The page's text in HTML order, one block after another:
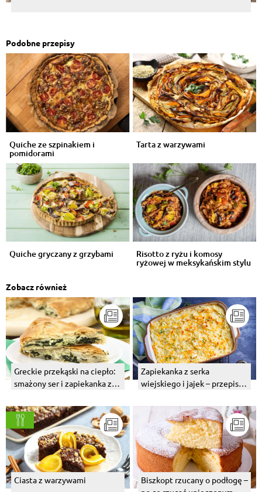
Podobne przepisy
Quiche ze szpinakiem i
pomidorami
Tarta z warzywami
Quiche gryczany z grzybami Risotto z ryżu i komosy
ryżowej w meksykańskim stylu
Zobacz również
Greckie przekąski na ciepło:
smażony ser i zapiekanka z
filo
Zapiekanka z serka
wiejskiego i jajek – przepis z
Ciasta z warzywami
Biszkopt rzucany o podłogę –